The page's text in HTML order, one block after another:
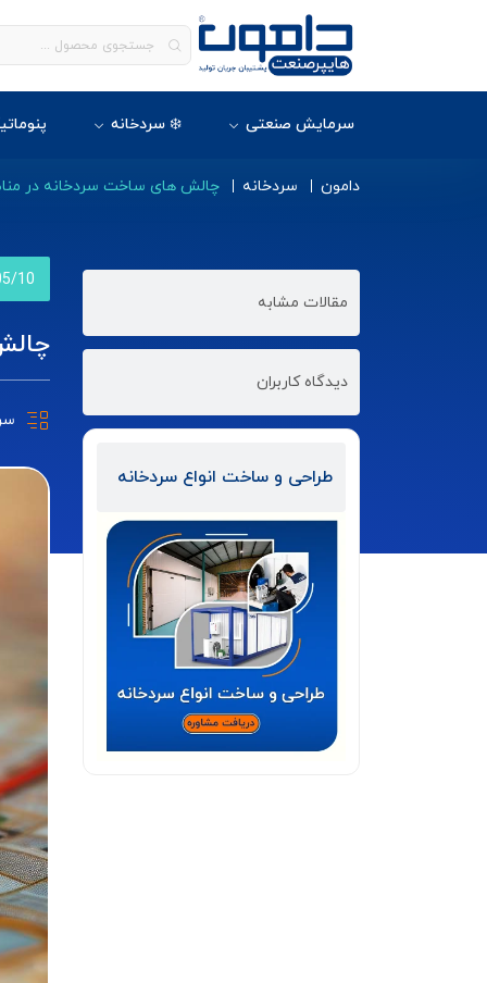
سرمایش صنعتی ❄️ سردخانه
دامون سردخانه چالش های ساخت سردخانه در
10
مقالات مشابه
دیدگاه کاربران
طراحی و ساخت انواع سردخانه